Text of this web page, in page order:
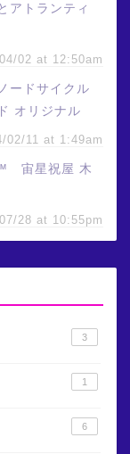
アトランティ
02 at 12:50am
ードサイクル
オリジナル
02/11 at 1:49am
™ 宙星祝屋 木
28 at 10:55pm
3
1
6